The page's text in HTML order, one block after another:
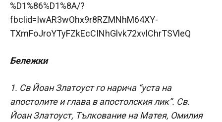
%D1%86%D1%8A/?
fbclid=IwAR3wOhx9r8RZMNhM64XY-
TXmFoJroYTyFZkEcCINhGlvk72xvlChrTSVleQ
Бележки
1. Св Йоан Златоуст го нарича “уста на
апостолите и глава в апостолския лик”. Св.
Йоан Златоуст, Тълкование на Матея, Омилия